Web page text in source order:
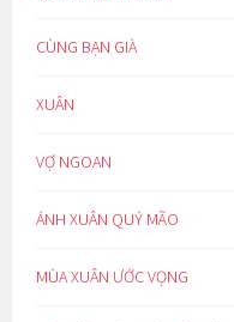
CÙNG BẠN GIÀ
XUÂN
VỢ NGOAN
ÁNH XUÂN QUÝ MÃO
MÙA XUÂN ƯỚC VỌNG